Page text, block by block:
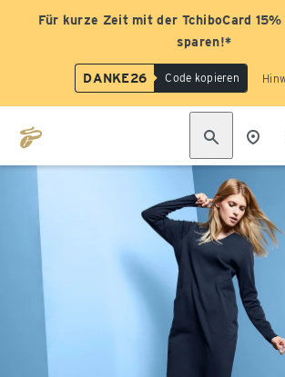
Für kurze Zeit mit der TchiboCard
sparen!*
DANKE26 Code kopieren